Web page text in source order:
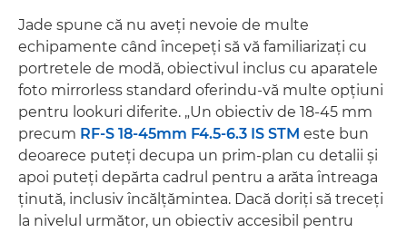
Jade spune că nu aveţi nevoie de multe
echipamente când începeţi să vă familiarizaţi cu
portretele de modă, obiectivul inclus cu aparatele
foto mirrorless standard oferindu-vă multe opţiuni
pentru lookuri diferite. „Un obiectiv de 18-45 mm
precum RF-S 18-45mm F4.5-6.3 IS STM este bun
deoarece puteţi decupa un prim-plan cu detalii şi
apoi puteţi depărta cadrul pentru a arăta întreaga
ţinută, inclusiv încălţămintea. Dacă doriţi să treceţi
la nivelul următor, un obiectiv accesibil pentru